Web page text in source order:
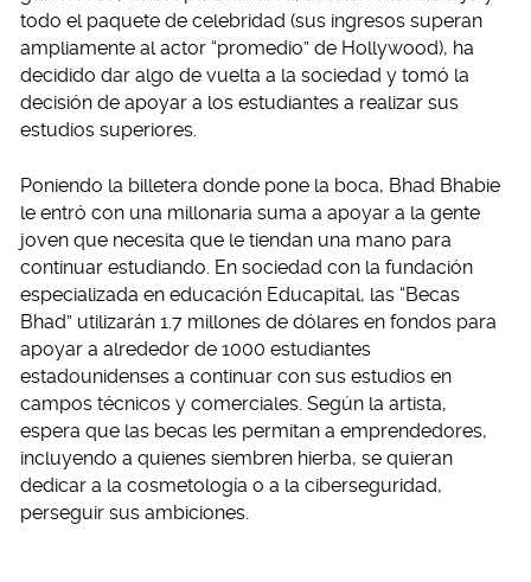
todo el paquete de celebridad (sus ingresos superan
ampliamente al actor “promedio” de Hollywood), ha
decidido dar algo de vuelta a la sociedad y tomó la
decisión de apoyar a los estudiantes a realizar sus
estudios superiores.
Poniendo la billetera donde pone la boca, Bhad Bhabie
le entró con una millonaria suma a apoyar a la gente
joven que necesita que le tiendan una mano para
continuar estudiando. En sociedad con la fundación
especializada en educación Educapital, las “Becas
Bhad” utilizarán 1.7 millones de dólares en fondos para
apoyar a alrededor de 1000 estudiantes
estadounidenses a continuar con sus estudios en
campos técnicos y comerciales. Según la artista,
espera que las becas les permitan a emprendedores,
incluyendo a quienes siembren hierba, se quieran
dedicar a la cosmetología o a la ciberseguridad,
perseguir sus ambiciones.